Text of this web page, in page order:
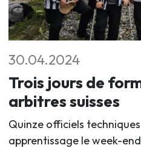
30.04.2024
Trois jours de
arbitres suisses
Quinze officiels
apprentissage le week-